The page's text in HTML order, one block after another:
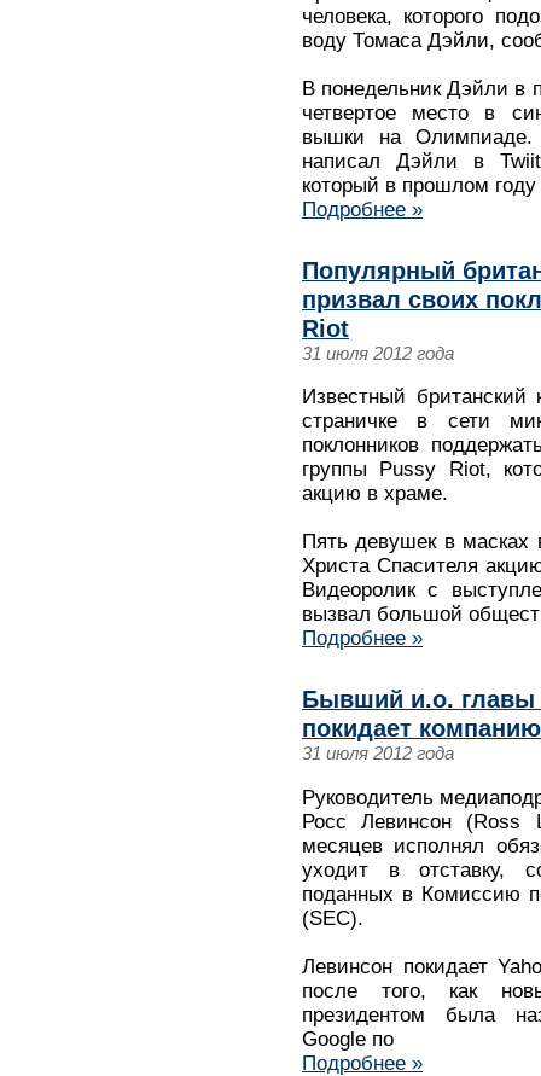
человека, которого
воду Томаса Дэйли,
В понедельник Дэйли в
четвертое место в
вышки на Олимпиаде.
написал Дэйли в
который в прошлом году
Подробнее »
Популярный
призвал своих
Riot
31 июля 2012 года
Известный
страничке в сети
поклонников
группы Pussy Riot,
акцию в храме.
Пять девушек в
Христа Спасителя
Видеоролик с
вызвал большой
Подробнее »
Бывший и.о. главы
покидает компанию
31 июля 2012 года
Руководитель
Росс Левинсон (Ross
месяцев исполнял
уходит в отставку,
поданных в Комиссию
(SEC).
Левинсон покидает
после того, как
президентом была
Google по
Подробнее »